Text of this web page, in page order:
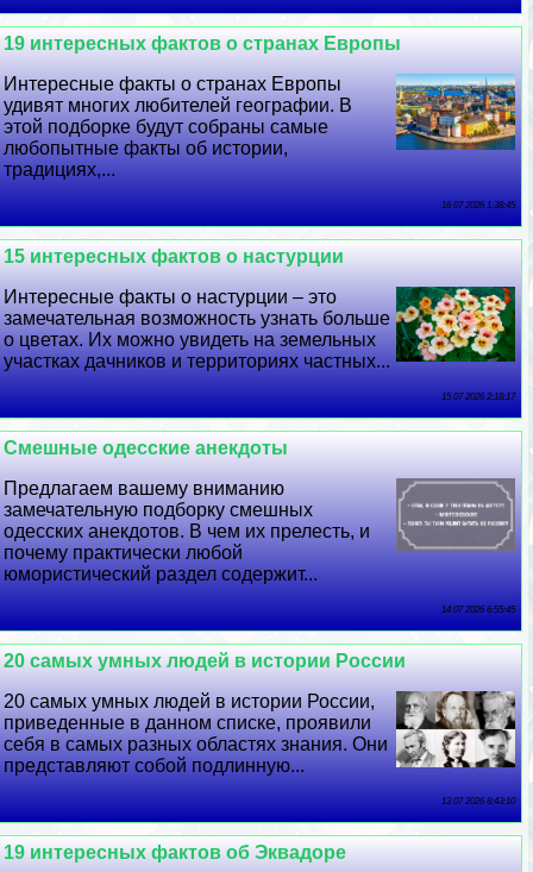
19 интересных фактов о странах Европы
Интересные факты о странах Европы
удивят многих любителей географии. В
этой подборке будут собраны самые
любопытные факты об истории,
традициях,...
16 07 2026 1:38:45
15 интересных фактов о настурции
Интересные факты о настурции – это
замечательная возможность узнать больше
о цветах. Их можно увидеть на земельных
участках дачников и территориях частных...
15 07 2026 2:18:17
Смешные одесские анекдоты
Предлагаем вашему вниманию
замечательную подборку смешных
одесских анекдотов. В чем их прелесть, и
почему пpaктически любой
юмористический раздел содержит...
14 07 2026 6:55:45
20 самых умных людей в истории России
20 самых умных людей в истории России,
приведенные в данном списке, проявили
себя в самых разных областях знания. Они
представляют собой подлинную...
13 07 2026 8:43:10
19 интересных фактов об Эквадоре